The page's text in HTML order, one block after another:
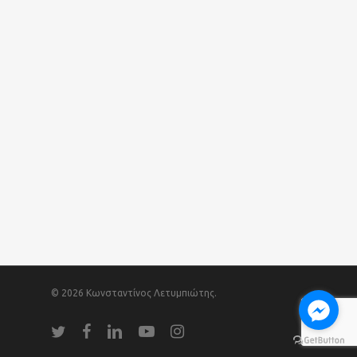
© 2026 Κωνσταντίνος Λετυμπιώτης.
twitter facebooklinkedin youtube instagram